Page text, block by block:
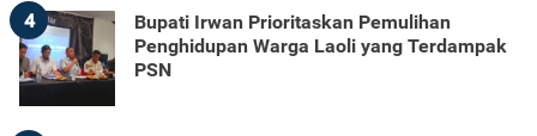
4
Bupati Irwan Prioritaskan Pemulihan
Penghidupan Warga Laoli yang Terdampak
PSN